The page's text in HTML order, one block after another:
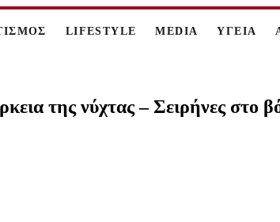
LIFESTYLE MEDIA ΥΓΕΙΑ
της νύχτας – Σειρήνες στο